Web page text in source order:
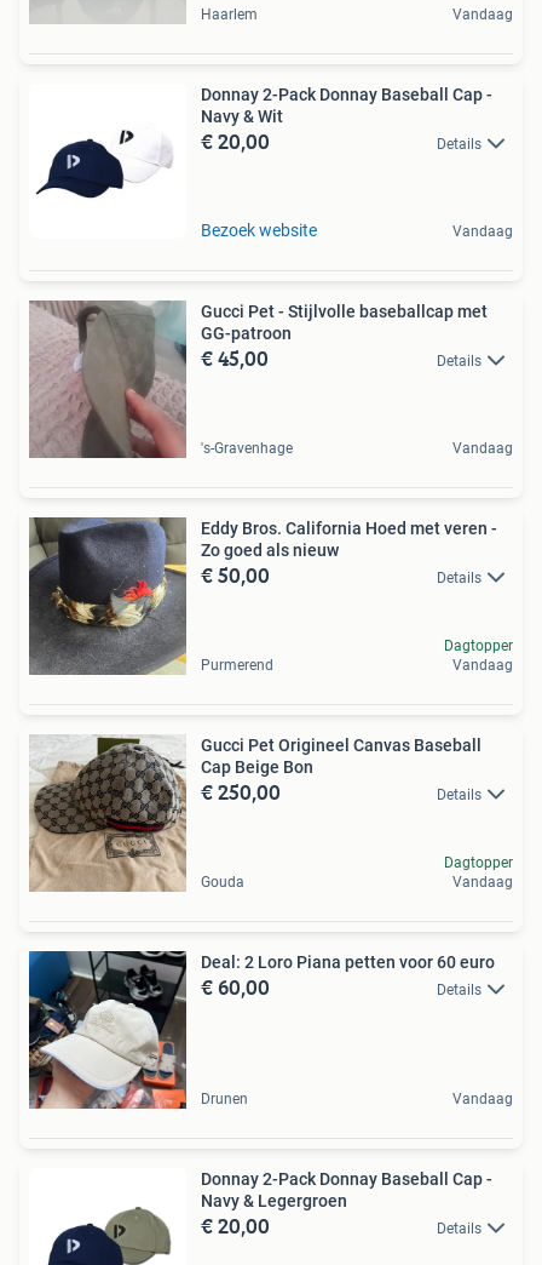
Haarlem Vandaag
Donnay 2-Pack Donnay Baseball Cap -
Navy & Wit
€ 20,00 Details
Bezoek website Vandaag
Gucci Pet - Stijlvolle baseballcap met
GG-patroon
€ 45,00 Details
's-Gravenhage Vandaag
Eddy Bros. California Hoed met veren -
Zo goed als nieuw
€ 50,00 Details
Purmerend
Dagtopper
Vandaag
Gucci Pet Origineel Canvas Baseball
Cap Beige Bon
€ 250,00 Details
Gouda
Dagtopper
Vandaag
Deal: 2 Loro Piana petten voor 60 euro
€ 60,00 Details
Drunen Vandaag
Donnay 2-Pack Donnay Baseball Cap -
Navy & Legergroen
€ 20,00 Details